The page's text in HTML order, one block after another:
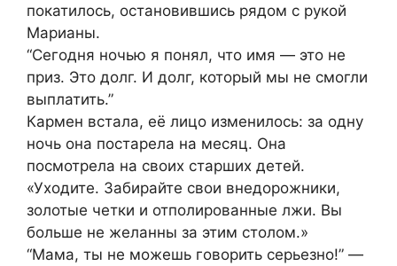
покатилось, остановившись рядом с рукой
Марианы.
“Сегодня ночью я понял, что имя — это не
приз. Это долг. И долг, который мы не смогли
выплатить.”
Кармен встала, её лицо изменилось: за одну
ночь она постарела на месяц. Она
посмотрела на своих старших детей.
«Уходите. Забирайте свои внедорожники,
золотые четки и отполированные лжи. Вы
больше не желанны за этим столом.»
“Мама, ты не можешь говорить серьезно!” —